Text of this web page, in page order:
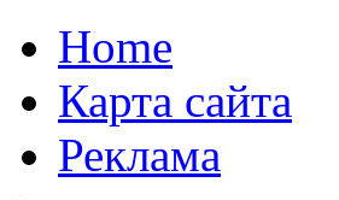
Home
Карта сайта
Реклама